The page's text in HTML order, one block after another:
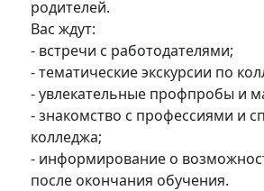
родителей.
Вас ждут:
- встречи с работодателями;
- тематические экскурсии по
- увлекательные профпробы и
- знакомство с профессиями и
колледжа;
- информирование о
после окончания обучения.